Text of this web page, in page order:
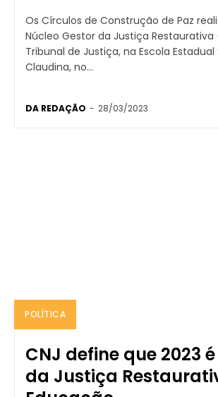
Os Círculos de Construção de Paz
Núcleo Gestor da Justiça Restaurativa
Tribunal de Justiça, na Escola Estadual
Claudina, no...
DA REDAÇÃO - 28/03/2023
POLÍTICA
CNJ define que 2023
da Justiça